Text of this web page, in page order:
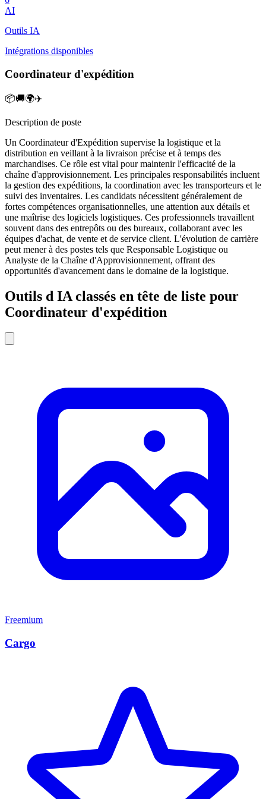
AI
Outils IA
Intégrations disponibles
Coordinateur d'expédition
📦🚚🌍✈️
Description de poste
Un Coordinateur d'Expédition supervise la logistique et la
distribution en veillant à la livraison précise et à temps des
marchandises. Ce rôle est vital pour maintenir l'efficacité de la
chaîne d'approvisionnement. Les principales responsabilités incluent
la gestion des expéditions, la coordination avec les transporteurs et le
suivi des inventaires. Les candidats nécessitent généralement de
fortes compétences organisationnelles, une attention aux détails et
une maîtrise des logiciels logistiques. Ces professionnels travaillent
souvent dans des entrepôts ou des bureaux, collaborant avec les
équipes d'achat, de vente et de service client. L'évolution de carrière
peut mener à des postes tels que Responsable Logistique ou
Analyste de la Chaîne d'Approvisionnement, offrant des
opportunités d'avancement dans le domaine de la logistique.
Outils d IA classés en tête de liste pour
Coordinateur d'expédition
Freemium
Cargo